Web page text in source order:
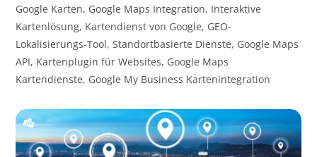
Google Karten, Google Maps Integration, Interaktive
Kartenlösung, Kartendienst von Google, GEO-
Lokalisierungs-Tool, Standortbasierte Dienste, Google Maps
API, Kartenplugin für Websites, Google Maps
Kartendienste, Google My Business Kartenintegration